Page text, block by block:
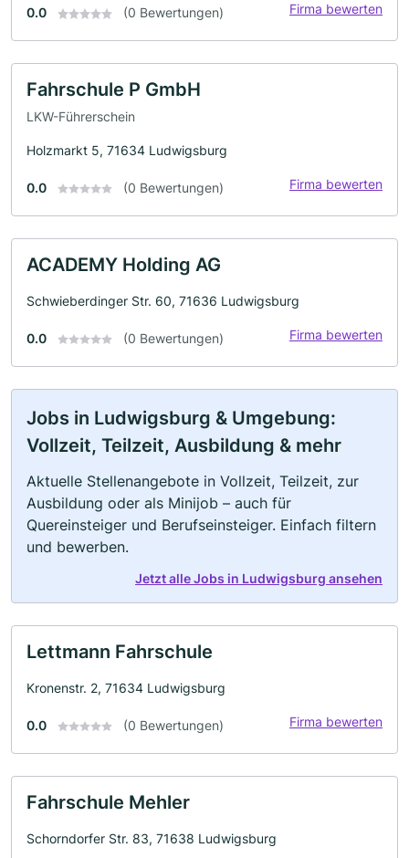
0.0 (0 Bewertungen) Firma bewerten
Fahrschule P GmbH
LKW-Führerschein
Holzmarkt 5, 71634 Ludwigsburg
0.0 (0 Bewertungen) Firma bewerten
ACADEMY Holding AG
Schwieberdinger Str. 60, 71636 Ludwigsburg
0.0 (0 Bewertungen) Firma bewerten
Jobs in Ludwigsburg & Umgebung:
Vollzeit, Teilzeit, Ausbildung & mehr
Aktuelle Stellenangebote in Vollzeit, Teilzeit, zur
Ausbildung oder als Minijob – auch für
Quereinsteiger und Berufseinsteiger. Einfach filtern
und bewerben.
Jetzt alle Jobs in Ludwigsburg ansehen
Lettmann Fahrschule
Kronenstr. 2, 71634 Ludwigsburg
0.0 (0 Bewertungen) Firma bewerten
Fahrschule Mehler
Schorndorfer Str. 83, 71638 Ludwigsburg